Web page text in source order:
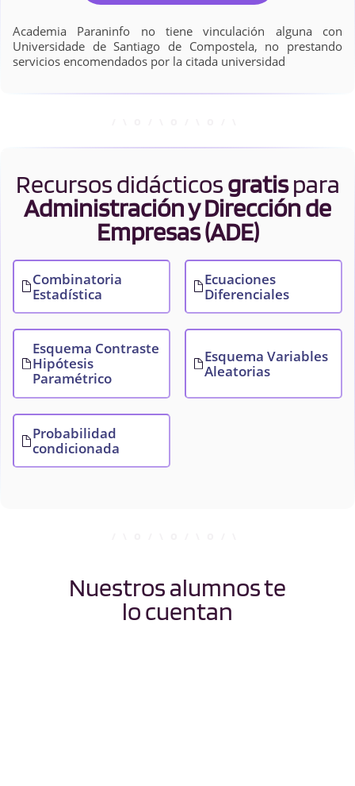
Academia Paraninfo no tiene vinculación alguna con
Universidade de Santiago de Compostela, no prestando
servicios encomendados por la citada universidad
Recursos didácticosgratispara
Administración y Dirección de
Empresas (ADE)
Combinatoria
Estadística
Ecuaciones
Diferenciales
Esquema Contraste
Hipótesis
Paramétrico
Esquema Variables
Aleatorias
Probabilidad
condicionada
Nuestros alumnos te
lo cuentan